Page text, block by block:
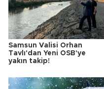
Samsun Valisi Orhan
Tavlı'dan Yeni OSB'ye
yakın takip!